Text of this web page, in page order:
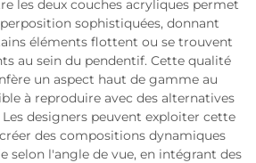
les deux couches acryliques permet
sophistiquées, donnant
éléments flottent ou se trouvent
au sein du pendentif. Cette qualité
un aspect haut de gamme au
à reproduire avec des alternatives
designers peuvent exploiter cette
des compositions dynamiques
selon l'angle de vue, en intégrant des